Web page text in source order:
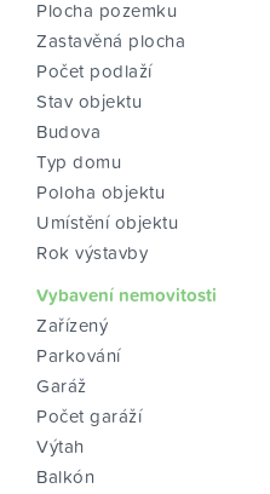
Plocha pozemku
Zastavěná plocha
Počet podlaží
Stav objektu
Budova
Typ domu
Poloha objektu
Umístění objektu
Rok výstavby
Vybavení nemovitosti
Zařízený
Parkování
Garáž
Počet garáží
Výtah
Balkón